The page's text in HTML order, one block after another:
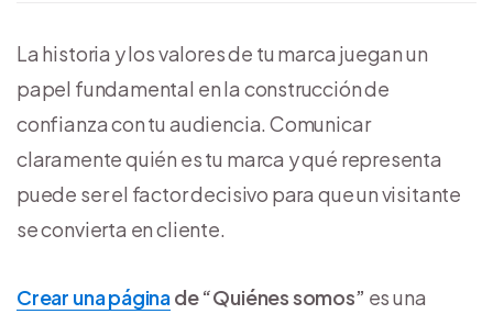
La historia y los valores de tu marca juegan un
papel fundamental en la construcción de
confianza con tu audiencia. Comunicar
claramente quién es tu marca y qué representa
puede ser el factor decisivo para que un visitante
se convierta en cliente.
Crear unapáginade “Quiénes somos” es una